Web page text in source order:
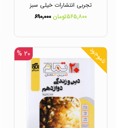
تجربی انتشارات خیلی سبز
۵۶۵,۸۰۰تومان
۶۹۰,۰۰۰
ناموجود ۲۰ %